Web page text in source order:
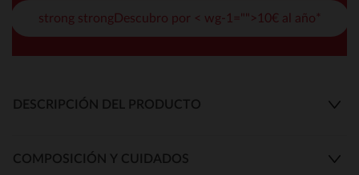
strong strongDescubro por < wg-1="">10€ al año*
DESCRIPCIÓN DEL PRODUCTO
COMPOSICIÓN Y CUIDADOS